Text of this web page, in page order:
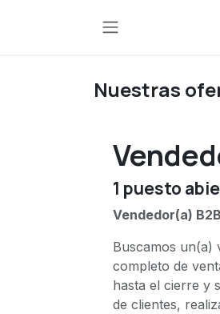
Nuestras
1 puesto
Vendedor(a)
Buscamos un(a)
completo de
hasta el cierre y
de clientes,